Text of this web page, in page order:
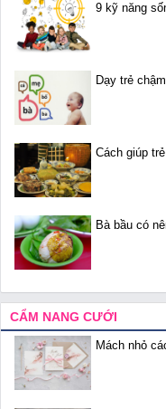
9 kỹ năng
Dạy trẻ
Cách giúp
Bà bầu có
CẨM NANG CƯỚI
Mách nhỏ